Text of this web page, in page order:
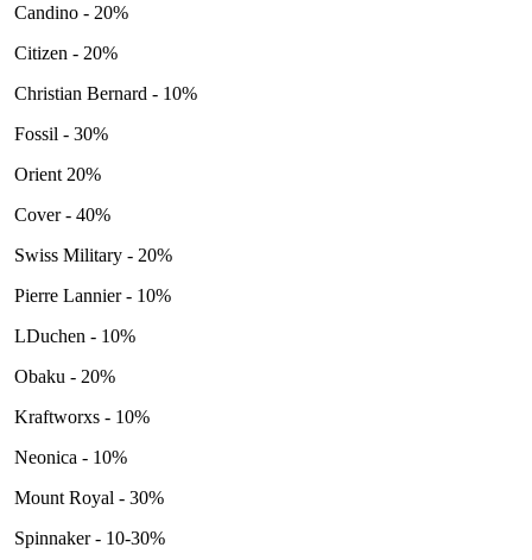
Candino - 20%
Citizen - 20%
Christian Bernard - 10%
Fossil - 30%
Orient 20%
Cover - 40%
Swiss Military - 20%
Pierre Lannier - 10%
LDuchen - 10%
Obaku - 20%
Kraftworxs - 10%
Neonica - 10%
Mount Royal - 30%
Spinnaker - 10-30%